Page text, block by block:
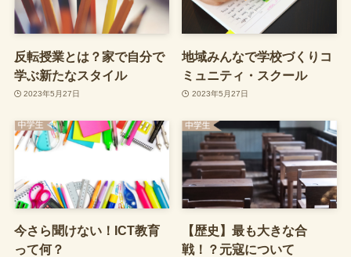
反転授業とは？家で自分で
学ぶ新たなスタイル
2023年5月27日
地域みんなで学校づくりコ
ミュニティ・スクール
2023年5月27日
今さら聞けない！ICT教育
って何？
【歴史】最も大きな合
戦！？元寇について